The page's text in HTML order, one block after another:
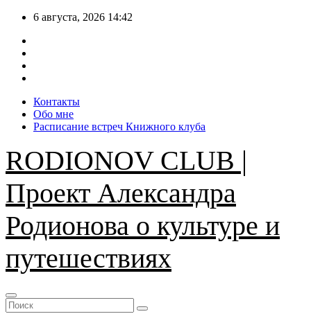
Перейти
содержимому
6 августа, 2026 14:42
Контакты
Обо мне
Расписание встреч Книжного клуба
RODIONOV CLUB |
Проект Александра
Родионова о культуре и
путешествиях